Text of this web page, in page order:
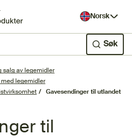
Norsk
Søk
salg av legemidler
med legemidler
Gavesendinger til utlandet
til